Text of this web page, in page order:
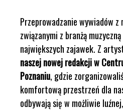
Przeprowadzanie wywiadów z
związanymi z branżą
największych zajawek. Z
naszej nowej redakcji w
Poznaniu, gdzie
komfortową przestrzeń dla
odbywają się w możliwie